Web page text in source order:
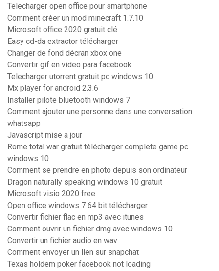
Telecharger open office pour smartphone
Comment créer un mod minecraft 1.7.10
Microsoft office 2020 gratuit clé
Easy cd-da extractor télécharger
Changer de fond décran xbox one
Convertir gif en video para facebook
Telecharger utorrent gratuit pc windows 10
Mx player for android 2.3.6
Installer pilote bluetooth windows 7
Comment ajouter une personne dans une conversation
whatsapp
Javascript mise a jour
Rome total war gratuit télécharger complete game pc
windows 10
Comment se prendre en photo depuis son ordinateur
Dragon naturally speaking windows 10 gratuit
Microsoft visio 2020 free
Open office windows 7 64 bit télécharger
Convertir fichier flac en mp3 avec itunes
Comment ouvrir un fichier dmg avec windows 10
Convertir un fichier audio en wav
Comment envoyer un lien sur snapchat
Texas holdem poker facebook not loading